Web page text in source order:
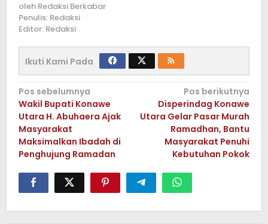
oleh Redaksi Berkabar
Penulis: Redaksi
Editor: Redaksi
Ikuti Kami Pada
Navigasi
pos
Pos sebelumnya
Wakil Bupati Konawe
Utara H. Abuhaera Ajak
Masyarakat
Maksimalkan Ibadah di
Penghujung Ramadan
Pos berikutnya
Disperindag Konawe
Utara Gelar Pasar Murah
Ramadhan, Bantu
Masyarakat Penuhi
Kebutuhan Pokok